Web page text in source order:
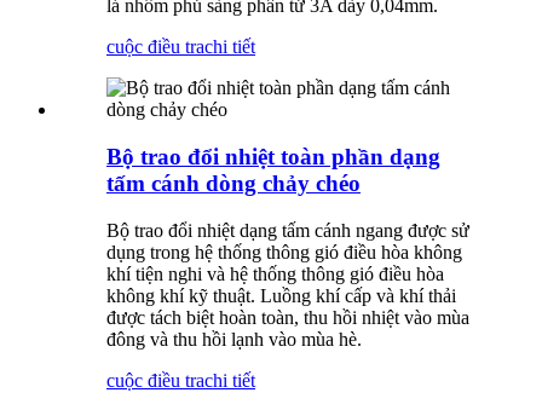
lá nhôm phủ sàng phân tử 3A dày 0,04mm.
cuộc điều trachi tiết
Bộ trao đổi nhiệt toàn phần dạng
tấm cánh dòng chảy chéo
Bộ trao đổi nhiệt dạng tấm cánh ngang được sử
dụng trong hệ thống thông gió điều hòa không
khí tiện nghi và hệ thống thông gió điều hòa
không khí kỹ thuật. Luồng khí cấp và khí thải
được tách biệt hoàn toàn, thu hồi nhiệt vào mùa
đông và thu hồi lạnh vào mùa hè.
cuộc điều trachi tiết